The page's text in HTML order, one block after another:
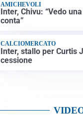
AMICHEVOLI
Inter, Chivu: “Vedo
conta”
CALCIOMERCATO
Inter, stallo per Curtis
cessione